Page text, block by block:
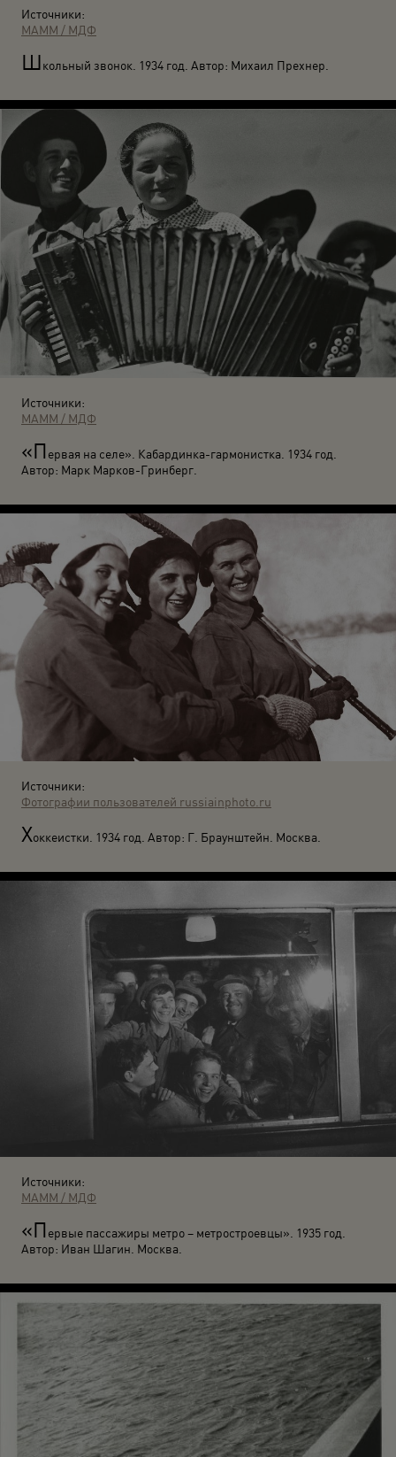
Источники:
МАММ / МДФ
Школьный звонок. 1934 год. Автор: Михаил Прехнер.
Источники:
МАММ / МДФ
«Первая на селе». Кабардинка-гармонистка. 1934 год.
Автор: Марк Марков-Гринберг.
Источники:
Фотографии пользователей russiainphoto.ru
Хоккеистки. 1934 год. Автор: Г. Браунштейн. Москва.
Источники:
МАММ / МДФ
«Первые пассажиры метро – метростроевцы». 1935 год.
Автор: Иван Шагин. Москва.